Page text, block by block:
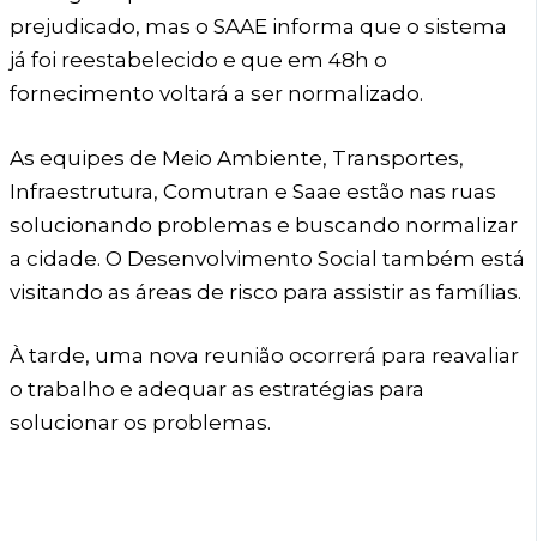
prejudicado, mas o SAAE informa que o sistema
já foi reestabelecido e que em 48h o
fornecimento voltará a ser normalizado.
As equipes de Meio Ambiente, Transportes,
Infraestrutura, Comutran e Saae estão nas ruas
solucionando problemas e buscando normalizar
a cidade. O Desenvolvimento Social também está
visitando as áreas de risco para assistir as famílias.
À tarde, uma nova reunião ocorrerá para reavaliar
o trabalho e adequar as estratégias para
solucionar os problemas.